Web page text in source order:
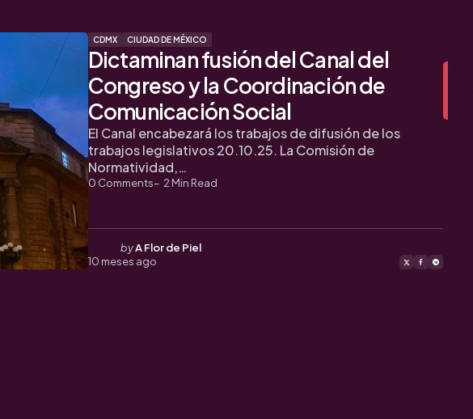
CDMX CIUDAD DE MÉXICO
Dictaminan fusión del Canal del
Congreso y la Coordinación de
Comunicación Social
0 Comments 2 Min Read
El Canal encabezará los trabajos de difusión de los
trabajos legislativos 20.10.25. La Comisión de
Normatividad,…
Posted
by
byA Flor de Piel
10 meses ago